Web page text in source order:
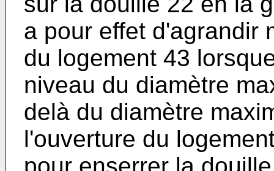
a pour effet d'agrandir
du logement 43
niveau du diamètre
delà du diamètre
l'ouverture du